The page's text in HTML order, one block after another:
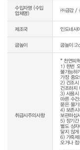
수입자명 (수입
업체명)
㈜금강 /
제조국 인도네시
굽높이 굽높이
취급시주의사항
* 천연피
1) 한번
불가능하
가장 중요
2) 건조시
건조하지
3) 사용시
마른 수
묻은 물기
4) 보존시
보관하십
5) 장기간
별도 상
닿지 않게
6) 가죽제
오거나